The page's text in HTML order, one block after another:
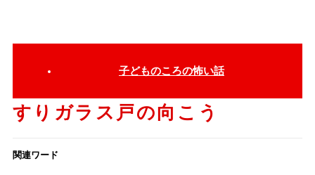
子どものころの怖い話
すりガラス戸の向こう
関連ワード